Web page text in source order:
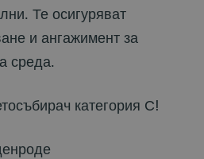
Те осигуряват
и ангажимент за
среда.
категория С!